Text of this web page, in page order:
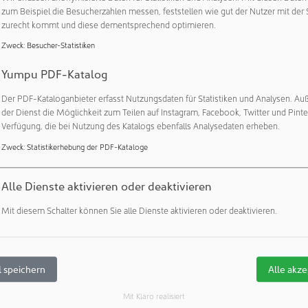
durch bestimmte Kristallisationsprozesse ein
ist. Beim anderen hatten sich in der Phase des
Eisen vom Rest getrennt und sind dann beim Abkühlen zu
„Aus dieser ‚Nase‘ kann man sogar schließen, wie er in
mit dem Kügelchen voran“, erzählt Feige.
über die Bedingungen im Sonnensystems erzählen
große Herausforderung für die Wissenschaft, etwas über
Mikrometeorite herauszubekommen“, sagt Dr. Beate
der TU Berlin. „Dies wäre aber sehr wünschenswert,
Bereichen unseres Sonnensystems mit sehr
Ungefähr 100 Tonnen überwiegend interplanetaren
sind damit wesentlich häufiger als größere
generieren und eine Menge über unser Sonnensystem
der Herkunft eines Mikrometeoriten ist die
die sich auf seinem Weg im Weltall durch Bestrahlung mit
zum Beispiel die Besucherzahlen messen, feststellen wie gut der Nutzer mit der
zurecht kommt und diese dementsprechend optimieren.
Zweck: Besucher-Statistiken
Yumpu PDF-Katalog
Der PDF-Kataloganbieter erfasst Nutzungsdaten für Statistiken und Analysen.
der Dienst die Möglichkeit zum Teilen auf Instagram, Facebook, Twitter und
Verfügung, die bei Nutzung des Katalogs ebenfalls Analysedaten erheben.
Zweck: Statistikerhebung der PDF-Kataloge
Alle Dienste aktivieren oder deaktivieren
Mit diesem Schalter können Sie alle Dienste aktivieren oder deaktivieren.
speichern Alle
Mit Klaro realisiert